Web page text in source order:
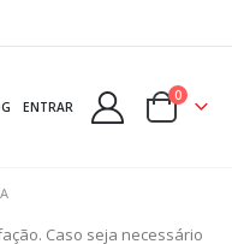
ENTRAR
0
Caso seja necessário